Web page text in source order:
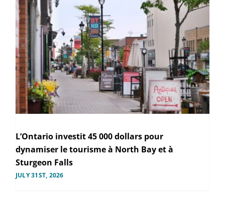
L’Ontario investit 45 000 dollars pour
dynamiser le tourisme à North Bay et à
Sturgeon Falls
JULY 31ST, 2026